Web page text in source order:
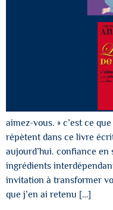
aimez-vous. » c’est ce
répètent dans ce livre
aujourd’hui. confiance en
ingrédients
invitation à transformer
que j’en ai retenu […]